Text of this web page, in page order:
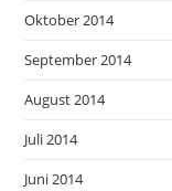
Oktober 2014
September 2014
August 2014
Juli 2014
Juni 2014